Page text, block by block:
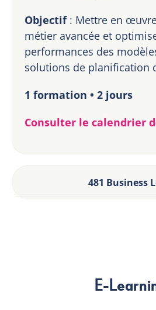
Objectif : Mettre en
métier avancée et
performances des
solutions de planification
1 formation • 2 jours
Consulter le calendrier
481 Business
E-